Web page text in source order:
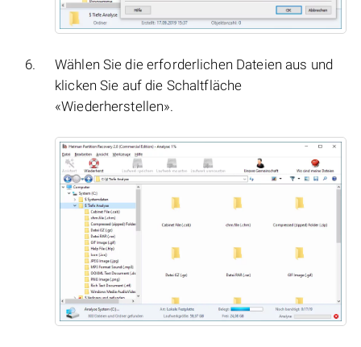
Wählen Sie die erforderlichen Dateien aus und
klicken Sie auf die Schaltfläche
«Wiederherstellen».